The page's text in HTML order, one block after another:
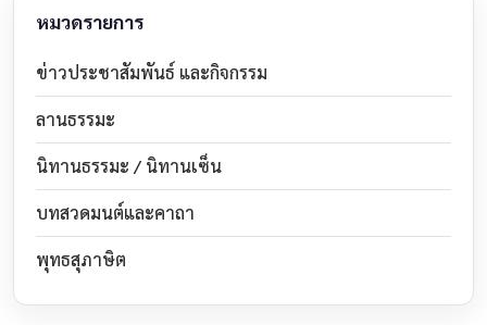
หมวดรายการ
ข่าวประชาสัมพันธ์ และกิจกรรม
ลานธรรมะ
นิทานธรรมะ / นิทานเซ็น
บทสวดมนต์และคาถา
พุทธสุภาษิต